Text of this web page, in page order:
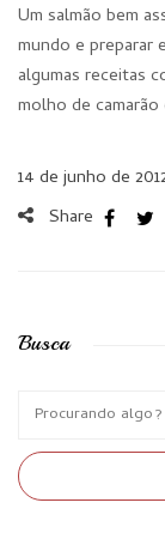
Um salmão bem
mundo e preparar
algumas receitas
molho de
14 de junho de
Share
Busca